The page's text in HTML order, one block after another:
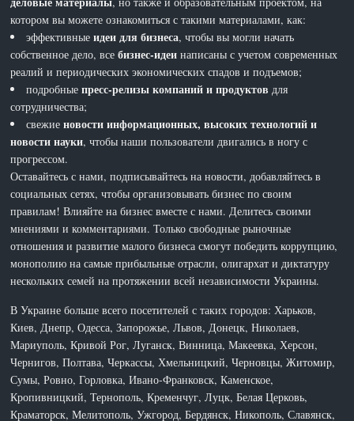
котором вы можете ознакомиться с такими материалами, как:
эффективныеидеи для бизнеса, чтобы вы могли начать
собственное дело, всебизнес-идеи написаны с учетом современных
реалий и периодических экономических спадов и подъемов;
подробныепресс-релизы компаний и продуктов для
сотрудничества;
свежиеновости информационных, высоких технологий и
новости науки, чтобы наши пользователи двигались в ногу с
прогрессом.
Оставайтесь с нами, подписывайтесь на новости, добавляйтесь в
социальных сетях, чтобы организовывать бизнес по своим
правилам! Влияйте на бизнес вместе с нами. Делитесь своими
мнениями и комментариями. Только свободные рыночные
отношения и развитие малого бизнеса смогут победить коррупцию,
монополию на самые прибыльные отрасли, олигархат и диктатуру
нескольких семей на протяжении всей независимости Украины.
В Украине больше всего посетителей с таких городов: Харьков,
Киев, Днепр, Одесса, Запорожье, Львов, Донецк, Николаев,
Мариуполь, Кривой Рог, Луганск, Винница, Макеевка, Херсон,
Чернигов, Полтава, Черкассы, Хмельницкий, Черновцы, Житомир,
Сумы, Ровно, Горловка, Ивано-Франковск, Каменское,
Кропивницкий, Тернополь, Кременчуг, Луцк, Белая Церковь,
Краматорск, Мелитополь, Ужгород, Бердянск, Никополь, Славянск,